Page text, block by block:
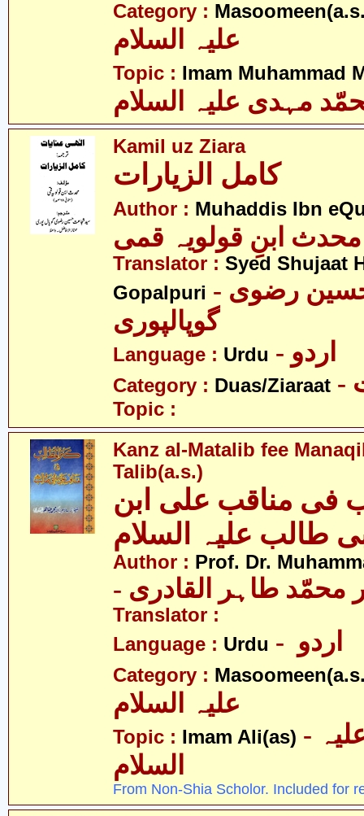
Category :
Topic : Imam Muhammad
مہدی علیہ السلام
Kamil uz Ziara
کامل الزیارات
Author : Muhaddis Ibn
محدث ابنِ قولویہ قمی
Translator : Syed Shujaat
Gopalpuri - سید شجاعت حسین رضوی
گوپالپوری
Language : Urdu - اردو
Category : Duas/Ziaraat
Topic :
Kanz al-Matalib fee
Talib(a.s.)
فی مناقب علی ابن
طالب علیہ السلام
Author : Prof. Dr.
محمّد طاہر القادری
Translator :
Language : Urdu
Category :
Topic : Imam Ali(as) - امام علی علیہ
السلام
From Non-Shia Scholor. Included for